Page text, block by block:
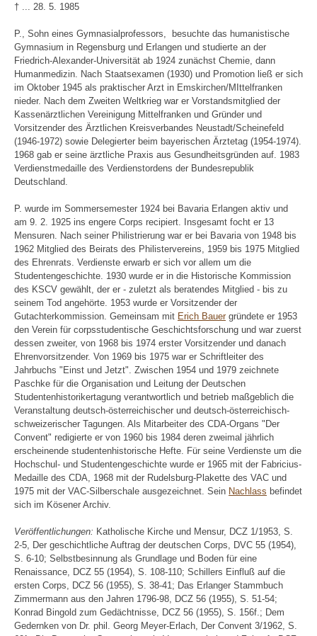
† ... 28. 5. 1985
P., Sohn eines Gymnasialprofessors, besuchte das humanistische
Gymnasium in Regensburg und Erlangen und studierte an der
Friedrich-Alexander-Universität ab 1924 zunächst Chemie, dann
Humanmedizin. Nach Staatsexamen (1930) und Promotion ließ er sich
im Oktober 1945 als praktischer Arzt in Emskirchen/MIttelfranken
nieder. Nach dem Zweiten Weltkrieg war er Vorstandsmitglied der
Kassenärztlichen Vereinigung Mittelfranken und Gründer und
Vorsitzender des Ärztlichen Kreisverbandes Neustadt/Scheinefeld
(1946-1972) sowie Delegierter beim bayerischen Ärztetag (1954-1974).
1968 gab er seine ärztliche Praxis aus Gesundheitsgründen auf. 1983
Verdienstmedaille des Verdienstordens der Bundesrepublik
Deutschland.
P. wurde im Sommersemester 1924 bei Bavaria Erlangen aktiv und
am 9. 2. 1925 ins engere Corps recipiert. Insgesamt focht er 13
Mensuren. Nach seiner Philistrierung war er bei Bavaria von 1948 bis
1962 Mitglied des Beirats des Philistervereins, 1959 bis 1975 Mitglied
des Ehrenrats. Verdienste erwarb er sich vor allem um die
Studentengeschichte. 1930 wurde er in die Historische Kommission
des KSCV gewählt, der er - zuletzt als beratendes Mitglied - bis zu
seinem Tod angehörte. 1953 wurde er Vorsitzender der
Gutachterkommission. Gemeinsam mit Erich Bauer gründete er 1953
den Verein für corpsstudentische Geschichtsforschung und war zuerst
dessen zweiter, von 1968 bis 1974 erster Vorsitzender und danach
Ehrenvorsitzender. Von 1969 bis 1975 war er Schriftleiter des
Jahrbuchs "Einst und Jetzt". Zwischen 1954 und 1979 zeichnete
Paschke für die Organisation und Leitung der Deutschen
Studentenhistorikertagung verantwortlich und betrieb maßgeblich die
Veranstaltung deutsch-österreichischer und deutsch-österreichisch-
schweizerischer Tagungen. Als Mitarbeiter des CDA-Organs "Der
Convent" redigierte er von 1960 bis 1984 deren zweimal jährlich
erscheinende studentenhistorische Hefte. Für seine Verdienste um die
Hochschul- und Studentengeschichte wurde er 1965 mit der Fabricius-
Medaille des CDA, 1968 mit der Rudelsburg-Plakette des VAC und
1975 mit der VAC-Silberschale ausgezeichnet. Sein Nachlass befindet
sich im Kösener Archiv.
Veröffentlichungen: Katholische Kirche und Mensur, DCZ 1/1953, S.
2-5, Der geschichtliche Auftrag der deutschen Corps, DVC 55 (1954),
S. 6-10; Selbstbesinnung als Grundlage und Boden für eine
Renaissance, DCZ 55 (1954), S. 108-110; Schillers Einfluß auf die
ersten Corps, DCZ 56 (1955), S. 38-41; Das Erlanger Stammbuch
Zimmermann aus den Jahren 1796-98, DCZ 56 (1955), S. 51-54;
Konrad Bingold zum Gedächtnisse, DCZ 56 (1955), S. 156f.; Dem
Gedernken von Dr. phil. Georg Meyer-Erlach, Der Convent 3/1962, S.